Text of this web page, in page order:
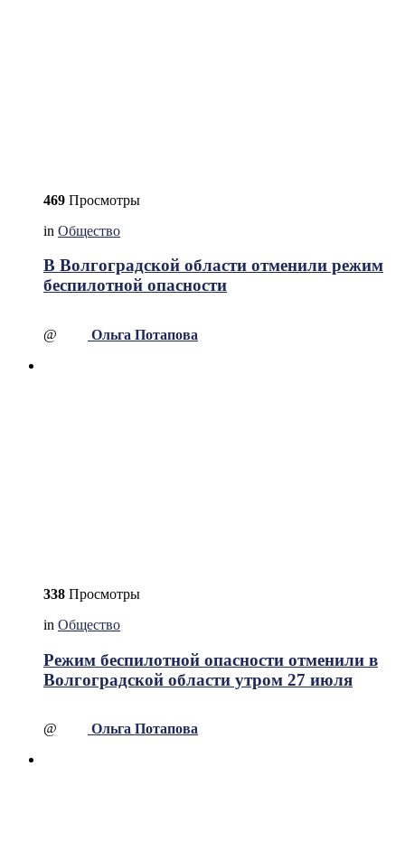
469 Просмотры
in Общество
В Волгоградской области отменили режим
беспилотной опасности
@ Ольга Потапова
338 Просмотры
in Общество
Режим беспилотной опасности отменили в
Волгоградской области утром 27 июля
@ Ольга Потапова